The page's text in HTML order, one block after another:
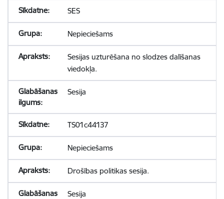
SES
Nepieciešams
Sesijas uzturēšana no slodzes dalīšanas
viedokļa.
Sesija
TS01c44137
Nepieciešams
Drošības politikas sesija.
Sesija